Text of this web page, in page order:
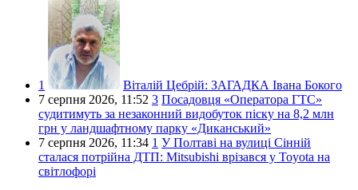
1 Віталій Цебрій: ЗАГАДКА Івана Бокого
7 серпня 2026, 11:52 3 Посадовця «Оператора ГТС»
судитимуть за незаконний видобуток піску на 8,2 млн
грн у ландшафтному парку «Диканський»
7 серпня 2026, 11:34 1 У Полтаві на вулиці Сінній
сталася потрійна ДТП: Mitsubishi врізався у Toyota на
світлофорі